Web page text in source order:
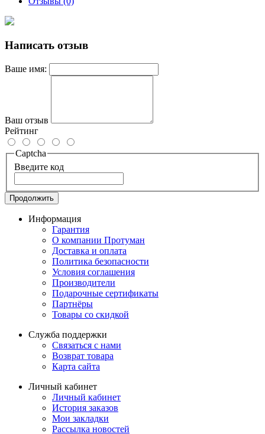
Написать отзыв
Ваше имя:
Ваш отзыв
Рейтинг
Captcha
Введите код
Продолжить
Информация
Гарантия
О компании Протуман
Доставка и оплата
Политика безопасности
Условия соглашения
Производители
Подарочные сертификаты
Партнёры
Товары со скидкой
Служба поддержки
Связаться с нами
Возврат товара
Карта сайта
Личный кабинет
Личный кабинет
История заказов
Мои закладки
Рассылка новостей